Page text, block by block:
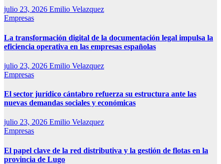
julio 23, 2026 Emilio Velazquez
Empresas
La transformación digital de la documentación legal impulsa la
eficiencia operativa en las empresas españolas
julio 23, 2026 Emilio Velazquez
Empresas
El sector jurídico cántabro refuerza su estructura ante las
nuevas demandas sociales y económicas
julio 23, 2026 Emilio Velazquez
Empresas
El papel clave de la red distributiva y la gestión de flotas en la
provincia de Lugo